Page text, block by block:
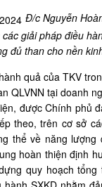
Đ/c Nguyễn
giải pháp điều
đủ than cho nền
quả của TKV
QLVNN tại doanh
được Chính phủ
theo, trên cơ sở
thể về năng
hoàn thiện định
quy hoạch